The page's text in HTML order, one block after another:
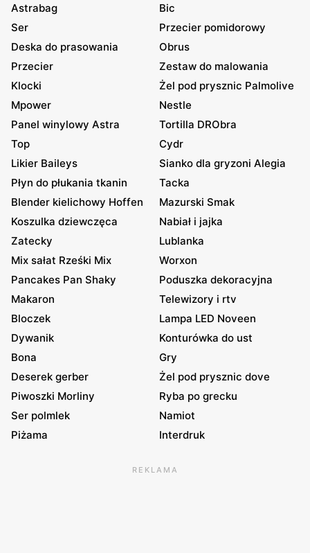
Astrabag
Bic
Ser
Przecier pomidorowy
Deska do prasowania
Obrus
Przecier
Zestaw do malowania
Klocki
Żel pod prysznic Palmolive
Mpower
Nestle
Panel winylowy Astra
Tortilla DRObra
Top
Cydr
Likier Baileys
Sianko dla gryzoni Alegia
Płyn do płukania tkanin
Tacka
Blender kielichowy Hoffen
Mazurski Smak
Koszulka dziewczęca
Nabiał i jajka
Zatecky
Lublanka
Mix sałat Rześki Mix
Worxon
Pancakes Pan Shaky
Poduszka dekoracyjna
Makaron
Telewizory i rtv
Bloczek
Lampa LED Noveen
Dywanik
Konturówka do ust
Bona
Gry
Deserek gerber
Żel pod prysznic dove
Piwoszki Morliny
Ryba po grecku
Ser polmlek
Namiot
Piżama
Interdruk
REKLAMA